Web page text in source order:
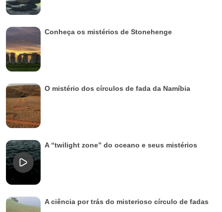
Conheça os mistérios de Stonehenge
O mistério dos círculos de fada da Namíbia
A “twilight zone” do oceano e seus mistérios
A ciência por trás do misterioso círculo de fadas